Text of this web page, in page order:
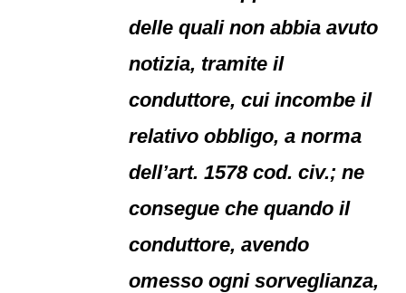
delle quali non abbia avuto
notizia, tramite il
conduttore, cui incombe il
relativo obbligo, a norma
dell’art. 1578 cod. civ.; ne
consegue che quando il
conduttore, avendo
omesso ogni sorveglianza,